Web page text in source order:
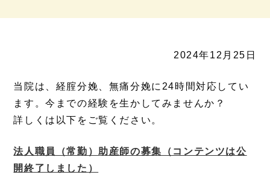
2024年12月25日
当院は、経腟分娩、無痛分娩に24時間対応してい
ます。今までの経験を生かしてみませんか？
詳しくは以下をご覧ください。
法人職員（常勤）助産師の募集（コンテンツは公
開終了しました）